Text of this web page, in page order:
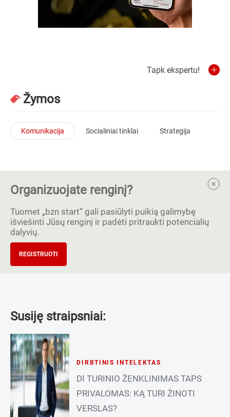
Tapk ekspertu!
Žymos
Komunikacija Socialiniai tinklai Strategija
Organizuojate renginį?
Tuomet „bzn start” gali pasiūlyti puikią galimybę
išviešinti Jūsų renginį ir padėti pritraukti potencialių
dalyvių.
REGISTRUOTI
Susiję straipsniai:
DIRBTINIS INTELEKTAS
DI TURINIO ŽENKLINIMAS TAPS
PRIVALOMAS: KĄ TURI ŽINOTI
VERSLAS?